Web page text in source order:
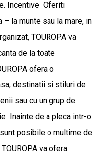
Incentive Oferiti
– la munte sau la mare, in
TOUROPA va
de la toate
ofera o
destinatii si stiluri de
sau cu un grup de
Inainte de a pleca intr-o
posibile o multime de
va ofera